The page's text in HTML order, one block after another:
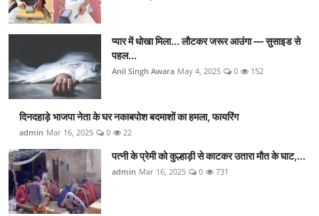
प्यार में धोखा मिला... लौटकर जरूर आउंगा — सुसाइड से
पहल...
Anil Singh Awara May 4, 2025 0 152
दिनदहाड़े भाजपा नेता के घर नकाबपोश बदमाशों का हमला, फायरिंग
admin Mar 16, 2025 0 22
पत्नी के प्रेमी को कुल्हाड़ी से काटकर उतारा मौत के घाट,...
admin Mar 16, 2025 0 731